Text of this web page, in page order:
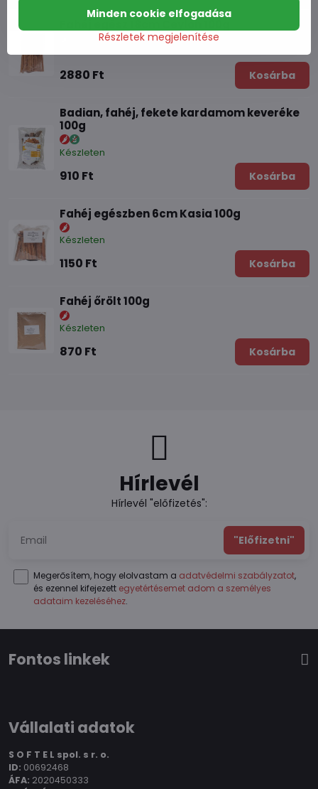
Fahéj egész 18cm Ceylon 100g
2880 Ft Kosárba
Badian, fahéj, fekete kardamom keveréke
100g
Készleten
910 Ft Kosárba
Fahéj egészben 6cm Kasia 100g
Készleten
1150 Ft Kosárba
Fahéj őrölt 100g
Készleten
870 Ft Kosárba
Hírlevél
Hírlevél "előfizetés":
"Előfizetni"
Megerősítem, hogy elolvastam a adatvédelmi szabályzatot,
és ezennel kifejezett egyetértésemet adom a személyes
adataim kezeléséhez.
Fontos linkek
Vállalati adatok
S O F T E L spol. s r. o.
ID: 00692468
ÁFA: 2020450333
Részletek megjelenítése
Minden cookie elfogadása